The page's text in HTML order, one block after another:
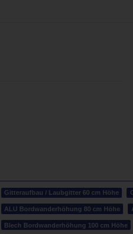
Gitteraufbau / Laubgitter 60 cm Höhe
ALU Bordwanderhöhung 80 cm Höhe
Blech Bordwanderhöhung 100 cm Höhe